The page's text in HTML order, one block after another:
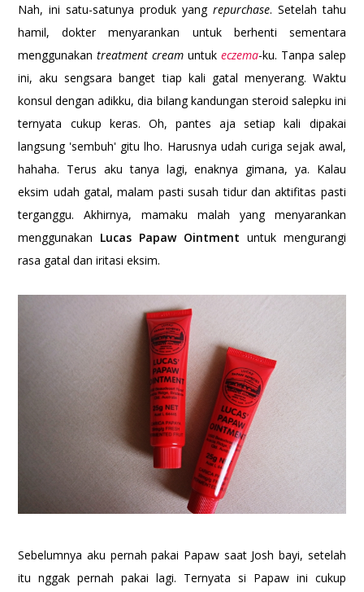
Nah, ini satu-satunya produk yang repurchase. Setelah tahu
hamil, dokter menyarankan untuk berhenti sementara
menggunakantreatment cream untuk eczema-ku. Tanpa salep
ini, aku sengsara banget tiap kali gatal menyerang. Waktu
konsul dengan adikku, dia bilang kandungan steroid salepku ini
ternyata cukup keras. Oh, pantes aja setiap kali dipakai
langsung 'sembuh' gitu lho. Harusnya udah curiga sejak awal,
hahaha. Terus aku tanya lagi, enaknya gimana, ya. Kalau
eksim udah gatal, malam pasti susah tidur dan aktifitas pasti
terganggu. Akhirnya, mamaku malah yang menyarankan
menggunakan Lucas Papaw Ointment untuk mengurangi
rasa gatal dan iritasi eksim.
Sebelumnya aku pernah pakai Papaw saat Josh bayi, setelah
itu nggak pernah pakai lagi. Ternyata si Papaw ini cukup